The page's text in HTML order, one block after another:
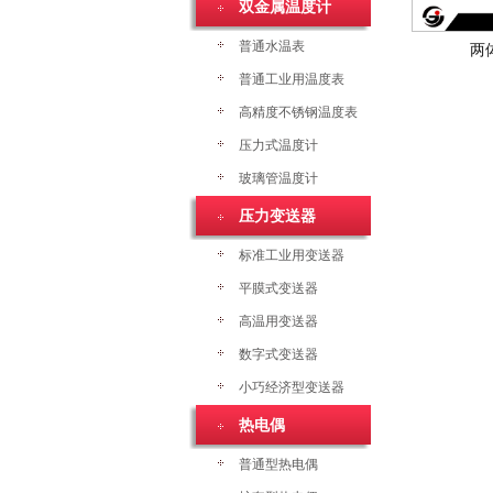
双金属温度计
普通水温表
普通工业用温度表
高精度不锈钢温度表
压力式温度计
玻璃管温度计
压力变送器
标准工业用变送器
平膜式变送器
高温用变送器
数字式变送器
小巧经济型变送器
热电偶
普通型热电偶
两